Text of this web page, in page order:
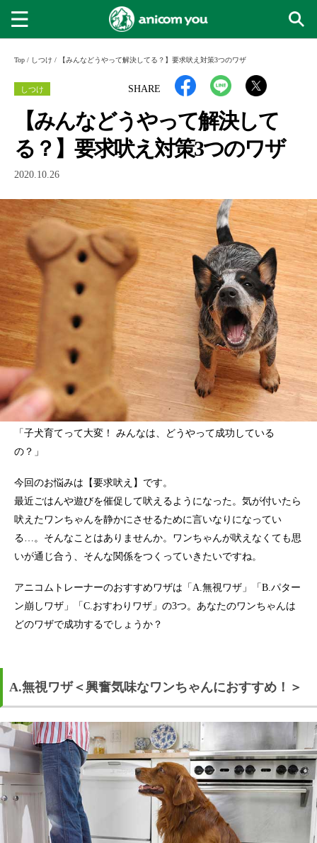
Top / しつけ / 【みんなどうやって解決してる？】要求吠え対策3つのワザ
SHARE
しつけ
【みんなどうやって解決して
る？】要求吠え対策3つのワザ
2020.10.26
「子犬育てって大変！ みんなは、どうやって成功している
の？」
今回のお悩みは【要求吠え】です。
最近ごはんや遊びを催促して吠えるようになった。気が付いたら
吠えたワンちゃんを静かにさせるために言いなりになってい
る…。そんなことはありませんか。ワンちゃんが吠えなくても思
いが通じ合う、そんな関係をつくっていきたいですね。
アニコムトレーナーのおすすめワザは「A.無視ワザ」「B.パター
ン崩しワザ」「C.おすわりワザ」の3つ。あなたのワンちゃんは
どのワザで成功するでしょうか？
A.無視ワザ＜興奮気味なワンちゃんにおすすめ！＞